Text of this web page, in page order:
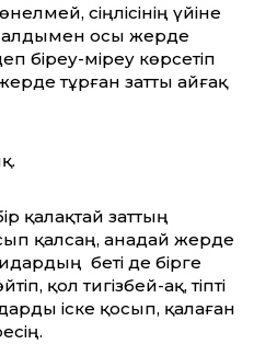
сіңлісінің үйіне
алдымен осы жерде
біреу-міреу көрсетіп
тұрған затты айғақ
қалақтай заттың
қалсаң, анадай жерде
беті де бірге
қол тигізбей-ақ, тіпті
іске қосып, қалаған